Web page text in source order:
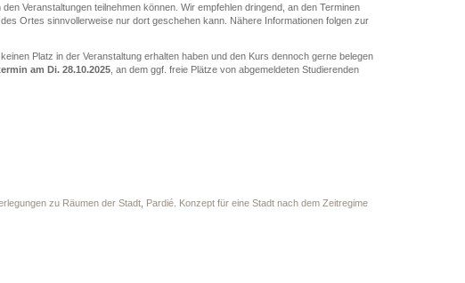
Veranstaltungen teilnehmen können. Wir empfehlen dringend, an den Terminen
Ortes sinnvollerweise nur dort geschehen kann. Nähere Informationen folgen zur
Platz in der Veranstaltung erhalten haben und den Kurs dennoch gerne belegen
am Di. 28.10.2025, an dem ggf. freie Plätze von abgemeldeten Studierenden
zu Räumen der Stadt, Pardié. Konzept für eine Stadt nach dem Zeitregime